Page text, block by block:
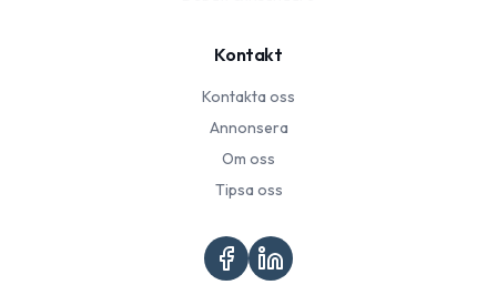
Kontakt
Kontakta oss
Annonsera
Om oss
Tipsa oss